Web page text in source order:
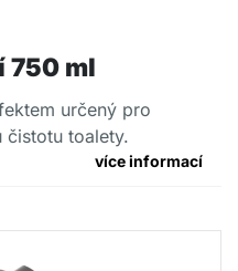
750 ml
určený pro
čistotu toalety.
více informací